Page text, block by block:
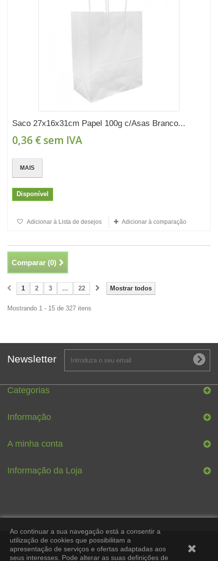
Saco 27x16x31cm Papel 100g c/Asas Branco...
0,36 € sem IVA
MAIS
Disponível
Adicionar à Lista de desejos Adicionar à comparação
Comparar (0)
Mostrar todos
1 2 3 ... 22
Mostrando 1 - 15 de 327 itens
Newsletter
Categorias
Informação
A minha conta
Informação da Loja
Ao continuar a sua navegação está a consentir a
utilização de cookies que possibilitam a
apresentação de serviços e ofertas adaptadas aos
seus interesses. Pode alterar as suas definições de